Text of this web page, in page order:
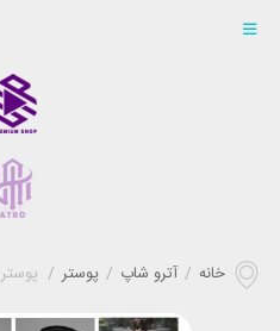
خانه / آترو شاپ / پوستر / پوستر Taehyung